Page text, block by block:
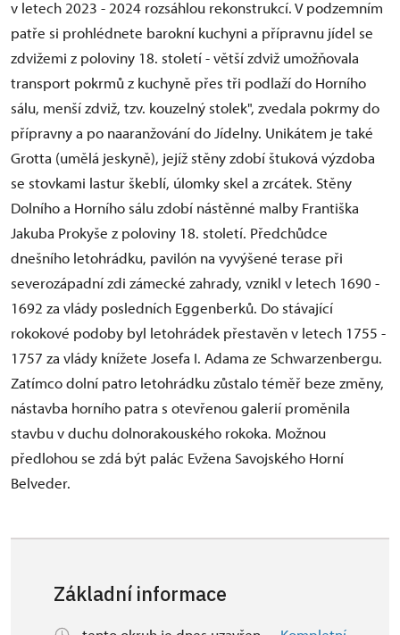
v letech 2023 - 2024 rozsáhlou rekonstrukcí. V podzemním
patře si prohlédnete barokní kuchyni a přípravnu jídel se
zdvižemi z poloviny 18. století - větší zdviž umožňovala
transport pokrmů z kuchyně přes tři podlaží do Horního
sálu, menší zdviž, tzv. kouzelný stolek", zvedala pokrmy do
přípravny a po naaranžování do Jídelny. Unikátem je také
Grotta (umělá jeskyně), jejíž stěny zdobí štuková výzdoba
se stovkami lastur škeblí, úlomky skel a zrcátek. Stěny
Dolního a Horního sálu zdobí nástěnné malby Františka
Jakuba Prokyše z poloviny 18. století. Předchůdce
dnešního letohrádku, pavilón na vyvýšené terase při
severozápadní zdi zámecké zahrady, vznikl v letech 1690 -
1692 za vlády posledních Eggenberků. Do stávající
rokokové podoby byl letohrádek přestavěn v letech 1755 -
1757 za vlády knížete Josefa I. Adama ze Schwarzenbergu.
Zatímco dolní patro letohrádku zůstalo téměř beze změny,
nástavba horního patra s otevřenou galerií proměnila
stavbu v duchu dolnorakouského rokoka. Možnou
předlohou se zdá být palác Evžena Savojského Horní
Belveder.
Základní informace